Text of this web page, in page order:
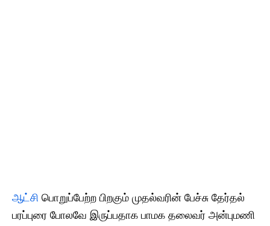
ஆட்சி பொறுப்பேற்ற பிறகும் முதல்வரின் பேச்சு தேர்தல்
பரப்புரை போலவே இருப்பதாக பாமக தலைவர் அன்புமணி